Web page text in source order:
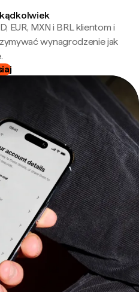
EUR, MXN i BRL klientom i
wynagrodzenie jak